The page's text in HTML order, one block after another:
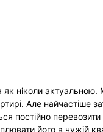
ніколи
Але найчастіше
постійно
його в чужій